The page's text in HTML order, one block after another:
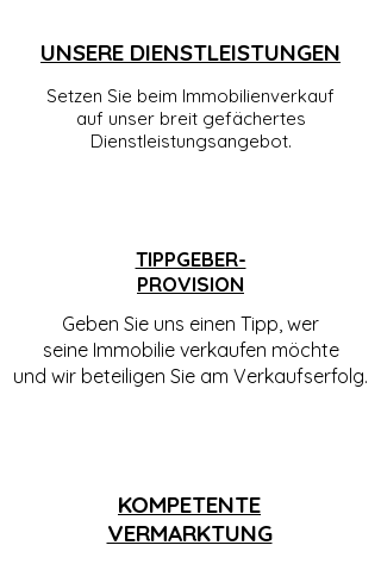
UNSERE DIENSTLEISTUNGEN
Setzen Sie beim Immobilienverkauf
auf unser breit gefächertes
Dienstleistungsangebot.
TIPPGEBER-
PROVISION
Geben Sie uns einen Tipp, wer
seine Immobilie verkaufen möchte
und wir beteiligen Sie am Verkaufserfolg.
KOMPETENTE
VERMARKTUNG